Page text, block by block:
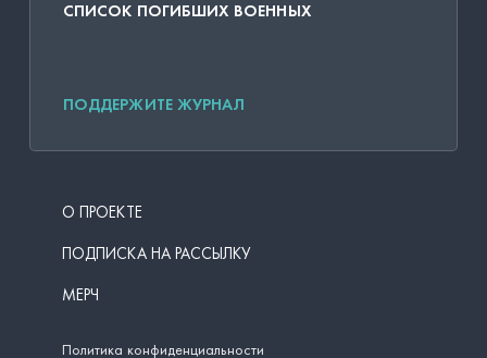
СПИСОК ПОГИБШИХ ВОЕННЫХ
ПОДДЕРЖИТЕ ЖУРНАЛ
О ПРОЕКТЕ
ПОДПИСКА НА РАССЫЛКУ
МЕРЧ
Политика конфиденциальности